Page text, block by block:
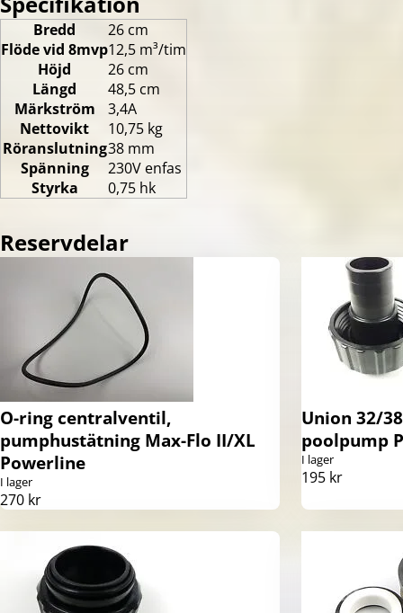
Bredd
26 cm
Flöde vid 8mvp12,5 m³/tim
Höjd
26 cm
Längd
48,5 cm
Märkström
3,4A
Nettovikt
10,75 kg
Röranslutning38 mm
Spänning
230V enfas
Styrka
0,75 hk
Reservdelar
O-ring centralventil,
pumphustätning Max-Flo II/XL
Powerline
I lager
270 kr
Union 32/
poolpump
I lager
195 kr